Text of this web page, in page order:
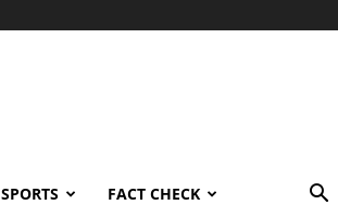
SPORTS FACT CHECK